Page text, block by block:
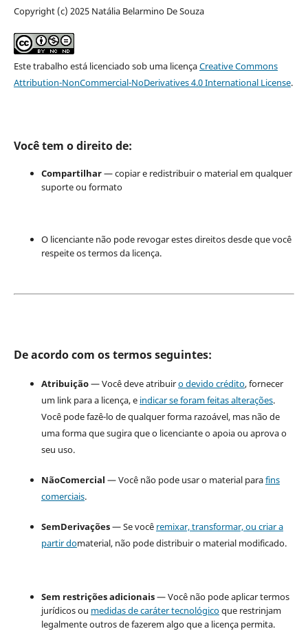
Copyright (c) 2025 Natália Belarmino De Souza
Este trabalho está licenciado sob uma licençaCreative Commons
Attribution-NonCommercial-NoDerivatives 4.0 International License.
Você tem o direito de:
Compartilhar— copiar e redistribuir o material em qualquer
suporte ou formato
O licenciante não pode revogar estes direitos desde que você
respeite os termos da licença.
De acordo com os termos seguintes:
Atribuição— Você deve atribuiro devido crédito, fornecer
um link para a licença, e indicar se foram feitas alterações.
Você pode fazê-lo de qualquer forma razoável, mas não de
uma forma que sugira que o licenciante o apoia ou aprova o
seu uso.
NãoComercial — Você não pode usar o material parafins
comerciais.
SemDerivações— Se você remixar, transformar, ou criar a
partir domaterial, não pode distribuir o material modificado.
Sem restrições adicionais— Você não pode aplicar termos
jurídicos ou medidas de caráter tecnológicoque restrinjam
legalmente outros de fazerem algo que a licença permita.